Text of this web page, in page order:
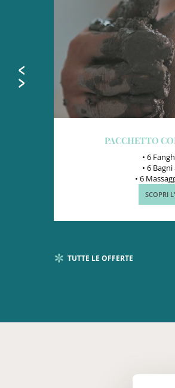
PERCORSO
•
• Massaggio e
•
SCOPRI
TUTTE LE OFFERTE